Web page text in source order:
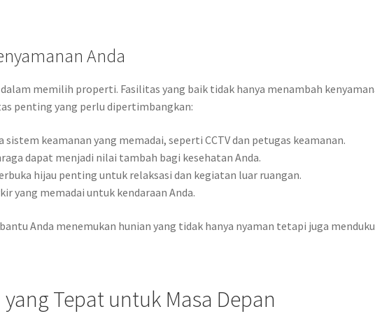
Anda
memilih properti. Fasilitas yang baik tidak hanya menambah
penting yang perlu dipertimbangkan:
sistem keamanan yang memadai, seperti CCTV dan petugas keamanan.
dapat menjadi nilai tambah bagi kesehatan Anda.
hijau penting untuk relaksasi dan kegiatan luar ruangan.
yang memadai untuk kendaraan Anda.
Anda menemukan hunian yang tidak hanya nyaman tetapi juga
Tepat untuk Masa Depan